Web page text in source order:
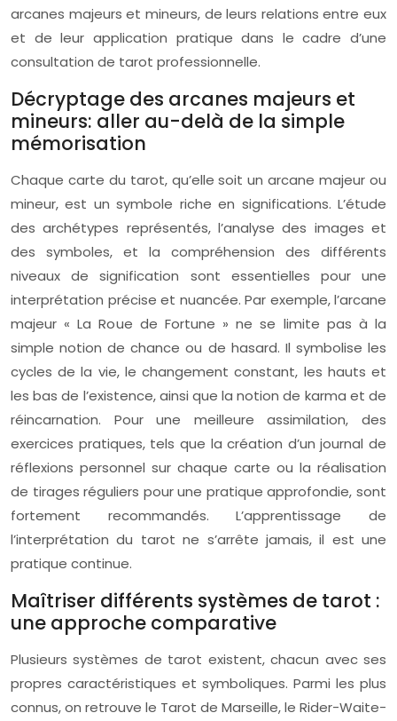
arcanes majeurs et mineurs, de leurs relations entre eux
et de leur application pratique dans le cadre d’une
consultation de tarot professionnelle.
Décryptage des arcanes majeurs et
mineurs: aller au-delà de la simple
mémorisation
Chaque carte du tarot, qu’elle soit un arcane majeur ou
mineur, est un symbole riche en significations. L’étude
des archétypes représentés, l’analyse des images et
des symboles, et la compréhension des différents
niveaux de signification sont essentielles pour une
interprétation précise et nuancée. Par exemple, l’arcane
majeur « La Roue de Fortune » ne se limite pas à la
simple notion de chance ou de hasard. Il symbolise les
cycles de la vie, le changement constant, les hauts et
les bas de l’existence, ainsi que la notion de karma et de
réincarnation. Pour une meilleure assimilation, des
exercices pratiques, tels que la création d’un journal de
réflexions personnel sur chaque carte ou la réalisation
de tirages réguliers pour une pratique approfondie, sont
fortement recommandés. L’apprentissage de
l’interprétation du tarot ne s’arrête jamais, il est une
pratique continue.
Maîtriser différents systèmes de tarot :
une approche comparative
Plusieurs systèmes de tarot existent, chacun avec ses
propres caractéristiques et symboliques. Parmi les plus
connus, on retrouve le Tarot de Marseille, le Rider-Waite-